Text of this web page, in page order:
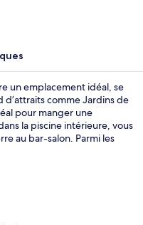
un emplacement idéal, se
comme Jardins de
pour manger une
la piscine intérieure, vous
au bar-salon. Parmi les
adorent le
transport en commun se
Station de S-tog Vesterport
Rådhuspladsen est